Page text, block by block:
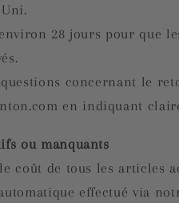
Uni.
28 jours pour que
questions concernant le
en indiquant
ou manquants
coût de tous les articles
effectué via